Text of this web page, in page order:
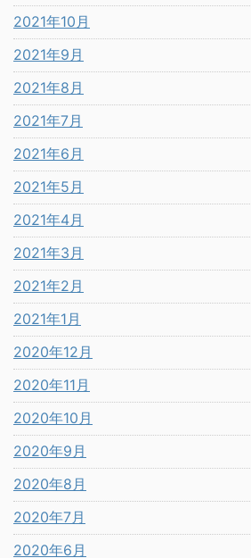
2021年10月
2021年9月
2021年8月
2021年7月
2021年6月
2021年5月
2021年4月
2021年3月
2021年2月
2021年1月
2020年12月
2020年11月
2020年10月
2020年9月
2020年8月
2020年7月
2020年6月